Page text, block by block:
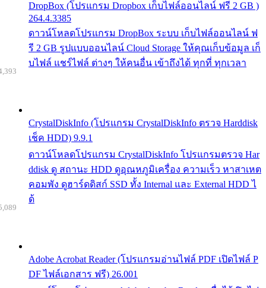
DropBox (โปรแกรม Dropbox เก็บไฟล์ออนไลน์ ฟรี 2 GB )
264.4.3385
ดาวน์โหลดโปรแกรม DropBox ระบบ เก็บไฟล์ออนไลน์ ฟ
รี 2 GB รูปแบบออนไลน์ Cloud Storage ให้คุณเก็บข้อมูล เก็
บไฟล์ แชร์ไฟล์ ต่างๆ ให้คนอื่น เข้าถึงได้ ทุกที่ ทุกเวลา
CrystalDiskInfo (โปรแกรม CrystalDiskInfo ตรวจ Harddisk
เช็ค HDD) 9.9.1
ดาวน์โหลดโปรแกรม CrystalDiskInfo โปรแกรมตรวจ Har
ddisk ดู สถานะ HDD ดูอุณหภูมิเครื่อง ความเร็ว หาสาเหต
คอมพัง ดูฮาร์ดดิสก์ SSD ทั้ง Internal และ External HDD ไ
ด้
Adobe Acrobat Reader (โปรแกรมอ่านไฟล์ PDF เปิดไฟล์ P
DF ไฟล์เอกสาร ฟรี) 26.001